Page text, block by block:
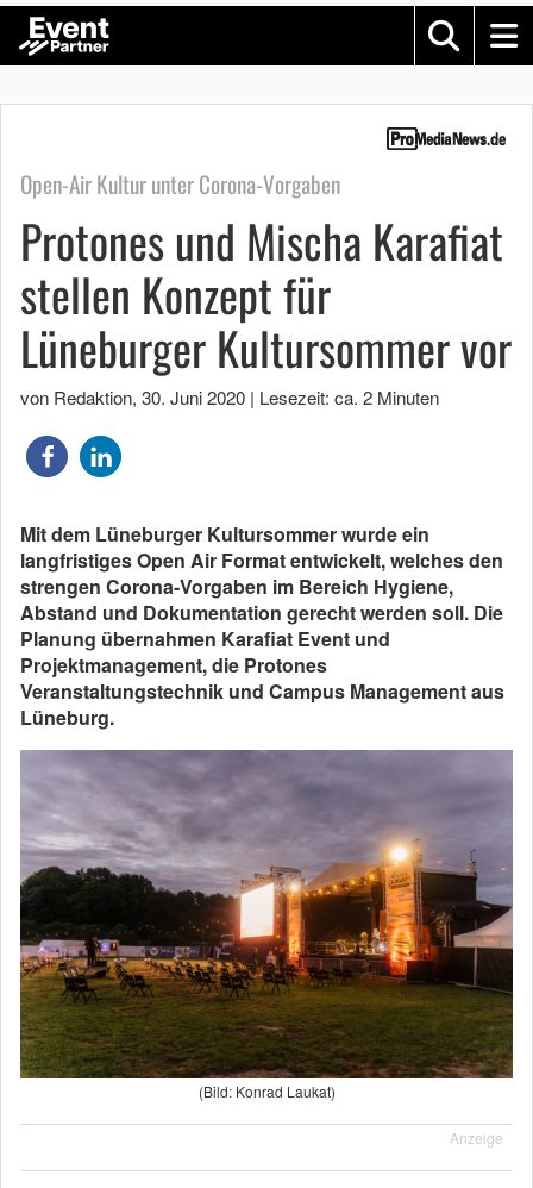
Open-Air Kultur unter Corona-Vorgaben
Protones und Mischa Karafiat
stellen Konzept für
Lüneburger Kultursommer vor
von Redaktion, 30. Juni 2020 | Lesezeit: ca. 2 Minuten
Mit dem Lüneburger Kultursommer wurde ein
langfristiges Open Air Format entwickelt, welches den
strengen Corona-Vorgaben im Bereich Hygiene,
Abstand und Dokumentation gerecht werden soll. Die
Planung übernahmen Karafiat Event und
Projektmanagement, die Protones
Veranstaltungstechnik und Campus Management aus
Lüneburg.
(Bild: Konrad Laukat)
Anzeige